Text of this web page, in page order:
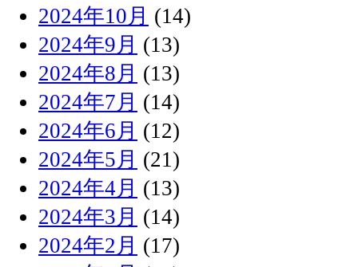
2024年10月 (14)
2024年9月 (13)
2024年8月 (13)
2024年7月 (14)
2024年6月 (12)
2024年5月 (21)
2024年4月 (13)
2024年3月 (14)
2024年2月 (17)